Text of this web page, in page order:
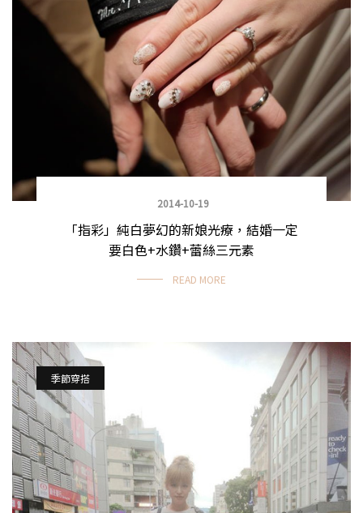
2014-10-19
「指彩」純白夢幻的新娘光療，結婚一定
要白色+水鑽+蕾絲三元素
READ MORE
季節穿搭